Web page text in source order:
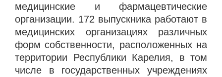
медицинские и фармацевтические
организации. 172 выпускника работают в
медицинских организациях различных
форм собственности, расположенных на
территории Республики Карелия, в том
числе в государственных учреждениях